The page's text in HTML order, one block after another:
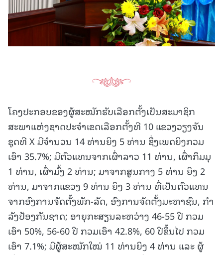
ໂຄງປະກອບຂອງຜູ້ສະໝັກຮັບເລືອກຕັ້ງເປັນສະມາຊິກ
ສະພາແຫ່ງຊາດປະຈຳເຂດເລືອກຕັ້ງທີ 10 ແຂວງວຽງຈັນ
ຊຸດທີ X ມີຈໍານວນ 14 ທ່ານຍິງ 5 ທ່ານ ຊຶ່ງເພດຍິງກວມ
ເອົາ 35.7%; ມີຕົວແທນຈາກເຜົ່າລາວ 11 ທ່ານ, ເຜົ່າກຶມມຸ
1 ທ່ານ, ເຜົ່າມົ້ງ 2 ທ່ານ; ມາຈາກສູນກາງ 5 ທ່ານ ຍິງ 2
ທ່ານ, ມາຈາກແຂວງ 9 ທ່ານ ຍິງ 3 ທ່ານ ທີ່ເປັນຕົວແທນ
ຈາກອົງການຈັດຕັ້ງພັກ-ລັດ, ອົງການຈັດຕັ້ງມະຫາຊົນ, ກໍາ
ລັງປ້ອງກັນຊາດ; ອາຍຸກະສຽນລະຫວ່າງ 46-55 ປີ ກວມ
ເອົາ 50%, 56-60 ປີ ກວມເອົາ 42.8%, 60 ປີຂຶ້ນໄປ ກວມ
ເອົາ 7.1%; ມີຜູ້ສະໝັກໃໝ່ 11 ທ່ານຍິງ 4 ທ່ານ ແລະ ຜູ້